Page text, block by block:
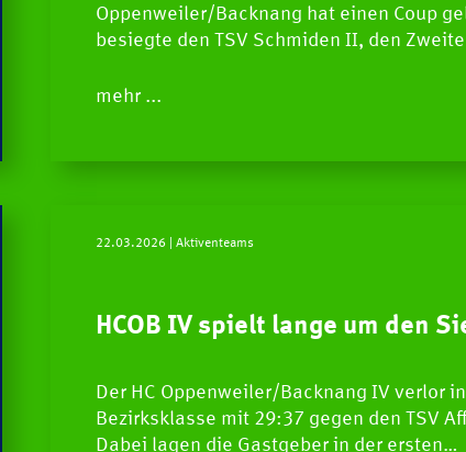
Oppenweiler/Backnang hat einen Coup
besiegte den TSV Schmiden II, den
mehr ...
22.03.2026 | Aktiventeams
HCOB IV spielt lange um den
Der HC Oppenweiler/Backnang IV verlor
Bezirksklasse mit 29:37 gegen den TSV
Dabei lagen die Gastgeber in der ersten…